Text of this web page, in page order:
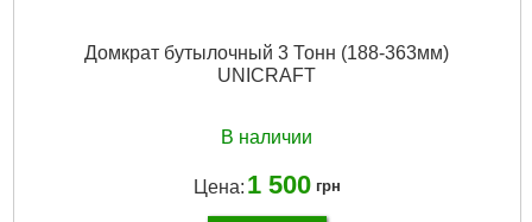
Домкрат бутылочный 3 Тонн (188-363мм)
UNICRAFT
В наличии
Цена: 1 500 грн